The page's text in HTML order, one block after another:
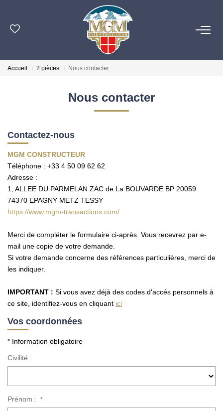
ACHETER
PROGRAMMES NEUFS
OUTILS
CONTACT
Accueil 2 pièces Nous contacter
Nous contacter
Contactez-nous
MGM CONSTRUCTEUR
Téléphone : +33 4 50 09 62 62
Adresse :
1, ALLEE DU PARMELAN ZAC de La BOUVARDE BP 20059
74370 EPAGNY METZ TESSY
https://www.mgm-transactions.com/
Merci de compléter le formulaire ci-après. Vous recevrez par e-
mail une copie de votre demande.
Si votre demande concerne des références particulières, merci de
les indiquer.
IMPORTANT : Si vous avez déjà des codes d'accés personnels à
ce site, identifiez-vous en cliquant ici
Vos coordonnées
* Information obligatoire
Civilité :
Prénom : *